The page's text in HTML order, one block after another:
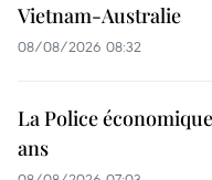
Vietnam-Australie
08/08/2026 08:32
La Police
ans